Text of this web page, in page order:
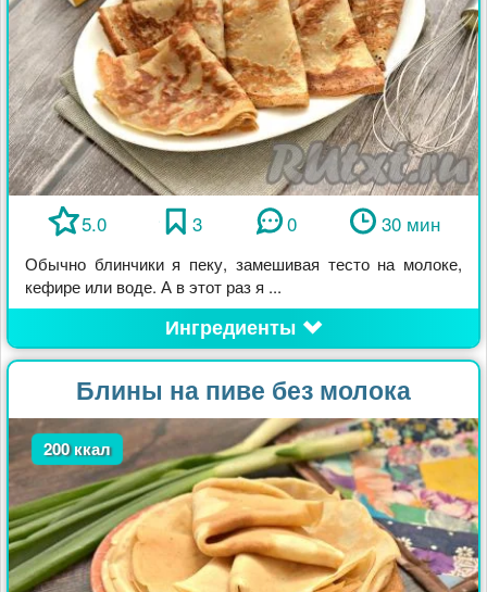
5.0 3 0 30 мин
Обычно блинчики я пеку, замешивая тесто на молоке,
кефире или воде. А в этот раз я ...
Ингредиенты
Блины на пиве без молока
200 ккал